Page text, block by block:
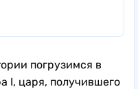
погрузимся в
I, царя, получившего